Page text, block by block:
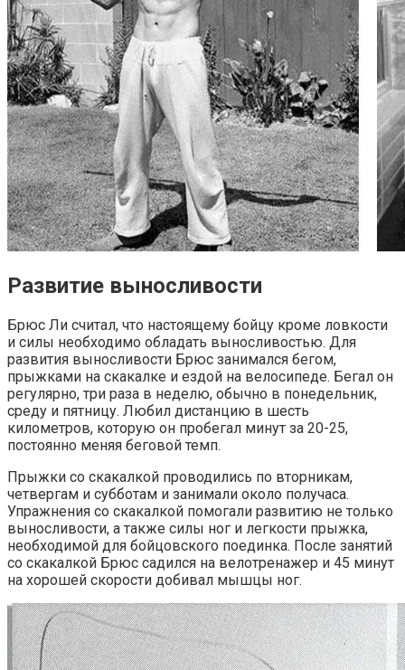
Развитие выносливости
Брюс Ли считал, что настоящему бойцу кроме ловкости
и силы необходимо обладать выносливостью. Для
развития выносливости Брюс занимался бегом,
прыжками на скакалке и ездой на велосипеде. Бегал он
регулярно, три раза в неделю, обычно в понедельник,
среду и пятницу. Любил дистанцию в шесть
километров, которую он пробегал минут за 20-25,
постоянно меняя беговой темп.
Прыжки со скакалкой проводились по вторникам,
четвергам и субботам и занимали около получаса.
Упражнения со скакалкой помогали развитию не только
выносливости, а также силы ног и легкости прыжка,
необходимой для бойцовского поединка. После занятий
со скакалкой Брюс садился на велотренажер и 45 минут
на хорошей скорости добивал мышцы ног.